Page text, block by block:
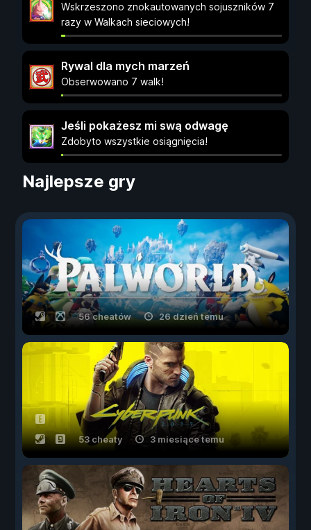
Wskrzeszono znokautowanych sojuszników 7
razy w Walkach sieciowych!
Rywal dla mych marzeń
Obserwowano 7 walk!
Jeśli pokażesz mi swą odwagę
Zdobyto wszystkie osiągnięcia!
Najlepsze gry
56 cheatów 26 dzień temu
53 cheaty 3 miesiące temu